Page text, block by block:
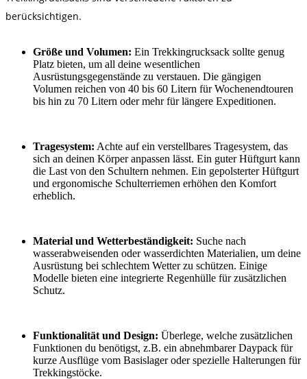
berücksichtigen.
Größe und Volumen: Ein Trekkingrucksack sollte genug
Platz bieten, um all deine wesentlichen
Ausrüstungsgegenstände zu verstauen. Die gängigen
Volumen reichen von 40 bis 60 Litern für Wochenendtouren
bis hin zu 70 Litern oder mehr für längere Expeditionen.
Tragesystem: Achte auf ein verstellbares Tragesystem, das
sich an deinen Körper anpassen lässt. Ein guter Hüftgurt kann
die Last von den Schultern nehmen. Ein gepolsterter Hüftgurt
und ergonomische Schulterriemen erhöhen den Komfort
erheblich.
Material und Wetterbeständigkeit: Suche nach
wasserabweisenden oder wasserdichten Materialien, um deine
Ausrüstung bei schlechtem Wetter zu schützen. Einige
Modelle bieten eine integrierte Regenhülle für zusätzlichen
Schutz.
Funktionalität und Design: Überlege, welche zusätzlichen
Funktionen du benötigst, z.B. ein abnehmbarer Daypack für
kurze Ausflüge vom Basislager oder spezielle Halterungen für
Trekkingstöcke.